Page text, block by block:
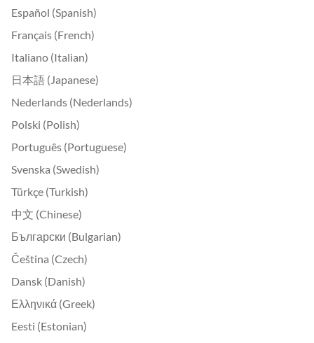
Español (Spanish)
Français (French)
Italiano (Italian)
日本語 (Japanese)
Nederlands (Nederlands)
Polski (Polish)
Português (Portuguese)
Svenska (Swedish)
Türkçe (Turkish)
中文 (Chinese)
Български (Bulgarian)
Čeština (Czech)
Dansk (Danish)
Ελληνικά (Greek)
Eesti (Estonian)